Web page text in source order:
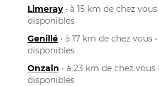
Limeray• à 15 km de chez
disponibles
Genillé • à 17 km de chez vous
disponibles
Onzain • à 23 km de chez
disponibles